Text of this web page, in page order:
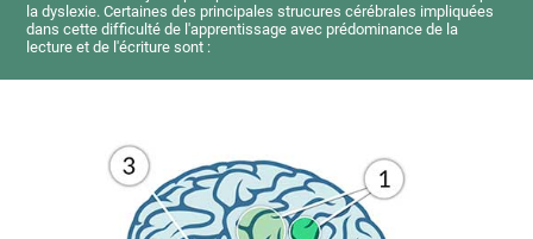
la dyslexie. Certaines des principales strucures cérébrales impliquées
dans cette difficulté de l'apprentissage avec prédominance de la
lecture et de l'écriture sont :